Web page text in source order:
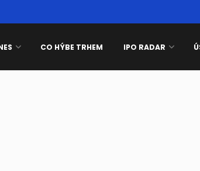
CO HÝBE TRHEM IPO RADAR